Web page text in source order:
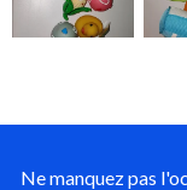
Ne manquez pas